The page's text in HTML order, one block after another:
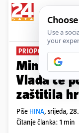
PRIOPĆENJE
Vlada će
zaštitila
Piše HINA, srijeda,
Čitanje članka: 1 min